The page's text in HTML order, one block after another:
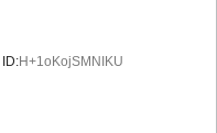
ID:H+1oKojSMNIKU